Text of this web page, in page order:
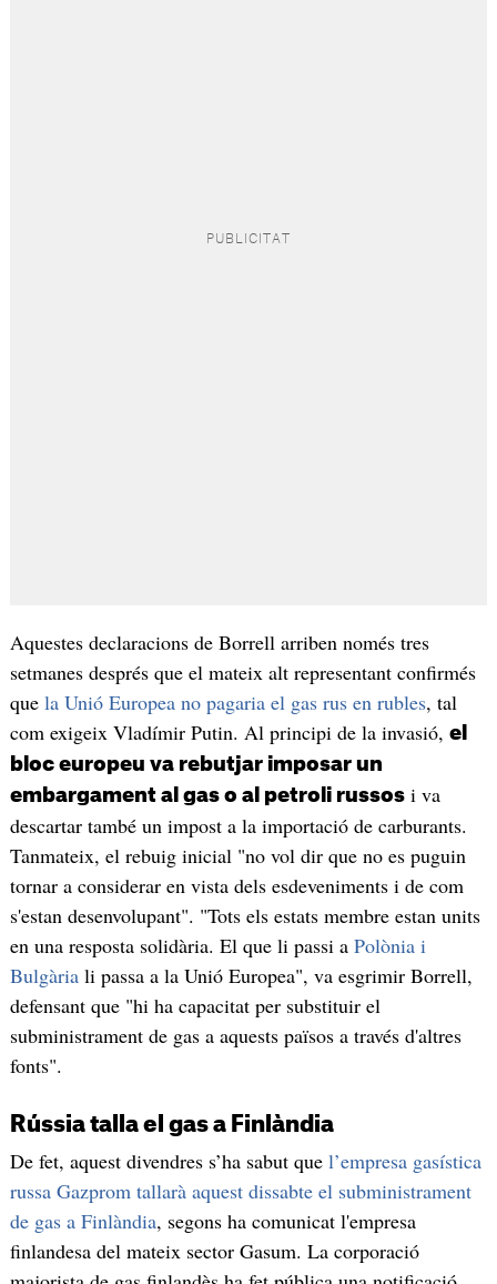
Aquestes declaracions de Borrell arriben només tres
setmanes després que el mateix alt representant confirmés
que la Unió Europea no pagaria el gas rus en rubles, tal
com exigeix Vladímir Putin. Al principi de la invasió, el
bloc europeu va rebutjar imposar un
embargament al gas o al petroli russosi va
descartar també un impost a la importació de carburants.
Tanmateix, el rebuig inicial "no vol dir que no es puguin
tornar a considerar en vista dels esdeveniments i de com
s'estan desenvolupant". "Tots els estats membre estan units
en una resposta solidària. El que li passi a Polònia i
Bulgàriali passa a la Unió Europea", va esgrimir Borrell,
defensant que "hi ha capacitat per substituir el
subministrament de gas a aquests països a través d'altres
fonts".
Rússia talla el gas a Finlàndia
De fet, aquest divendres s’ha sabut que l’empresa gasística
russa Gazprom tallarà aquest dissabte el subministrament
de gas a Finlàndia, segons ha comunicat l'empresa
finlandesa del mateix sector Gasum. La corporació